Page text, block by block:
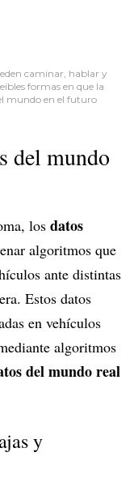
caminar, hablar y
formas en que la
mundo en el futuro
del mundo
los datos
algoritmos que
ante distintas
Estos datos
en vehículos
algoritmos
del mundo real
y